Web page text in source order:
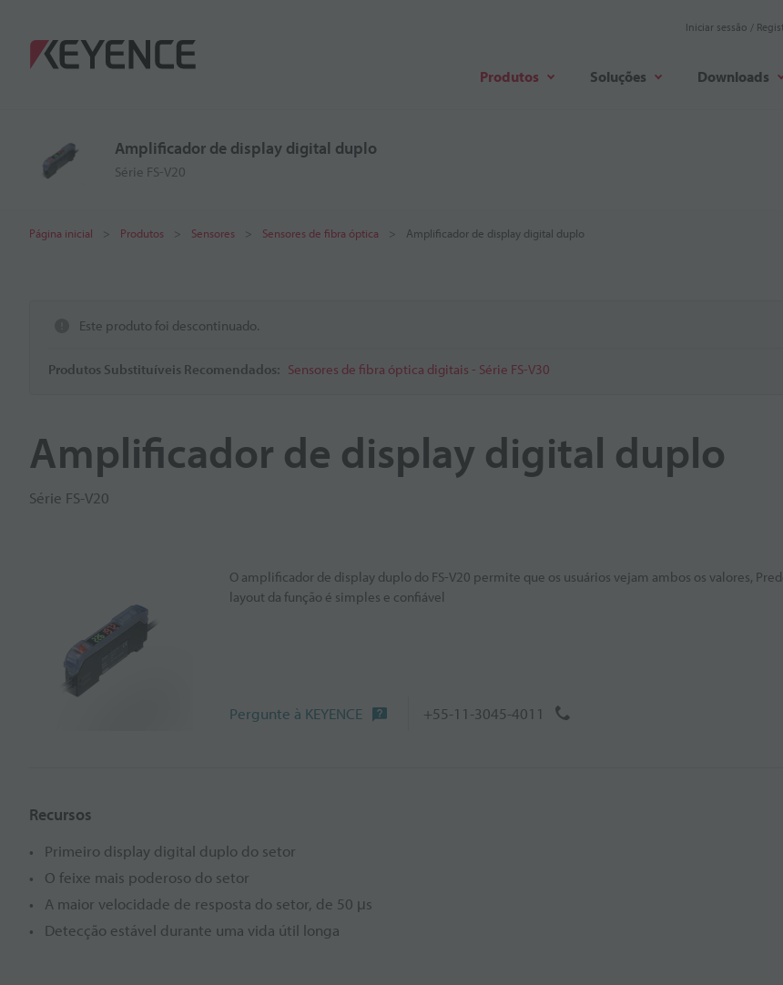
Iniciar sessão /
Produtos Soluções Downloads
Amplificador de display digital duplo
Série FS-V20
Página inicial Produtos Sensores Sensores de fibra óptica Amplificador de display digital duplo
Este produto foi descontinuado.
Produtos Substituíveis Recomendados: Sensores de fibra óptica digitais - Série FS-V30
Amplificador de display digital duplo
Série FS-V20
O amplificador de display duplo do FS-V20 permite que os usuários vejam ambos os valores,
layout da função é simples e confiável
Pergunte à KEYENCE +55-11-3045-4011
Recursos
Primeiro display digital duplo do setor
O feixe mais poderoso do setor
A maior velocidade de resposta do setor, de 50 μs
Detecção estável durante uma vida útil longa